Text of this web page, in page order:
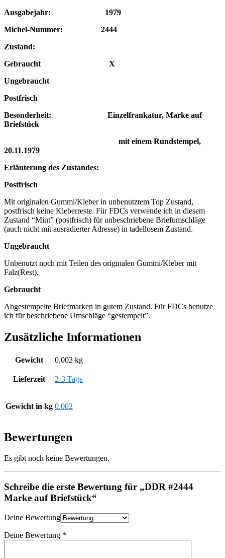
Ausgabejahr: 1979
Michel-Nummer: 2444
Zustand:
Gebraucht X
Ungebraucht
Postfrisch
Besonderheit: Einzelfrankatur, Marke auf
Briefstück
mit einem Rundstempel,
20.11.1979
Erläuterung des Zustandes:
Postfrisch
Mit originalen Gummi/Kleber in unbenutztem Top Zustand,
postfrisch keine Kleberreste. Für FDCs verwende ich in diesem
Zustand “Mint” (postfrisch) für unbeschriebene Briefumschläge
(auch nicht mit ausradierter Adresse) in tadellosem Zustand.
Ungebraucht
Unbenutzt noch mit Teilen des originalen Gummi/Kleber mit
Falz(Rest).
Gebraucht
Abgestempelte Briefmarken in gutem Zustand. Für FDCs benutze
ich für beschriebene Umschläge “gestempelt”.
Zusätzliche Informationen
Gewicht 0,002 kg
Lieferzeit 2-3 Tage
Gewicht in kg 0.002
Bewertungen
Es gibt noch keine Bewertungen.
Schreibe die erste Bewertung für „DDR #2444
Marke auf Briefstück“
Deine Bewertung
Deine Bewertung *